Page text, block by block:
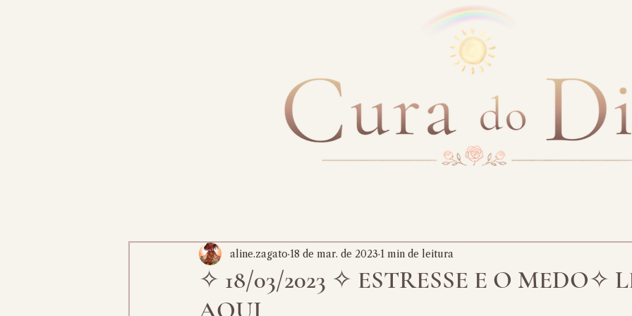
✧ 18/03/2023 ✧ ESTRESSE E O MEDO✧
aline.zagato 18 de mar. de 2023 1 min de leitura